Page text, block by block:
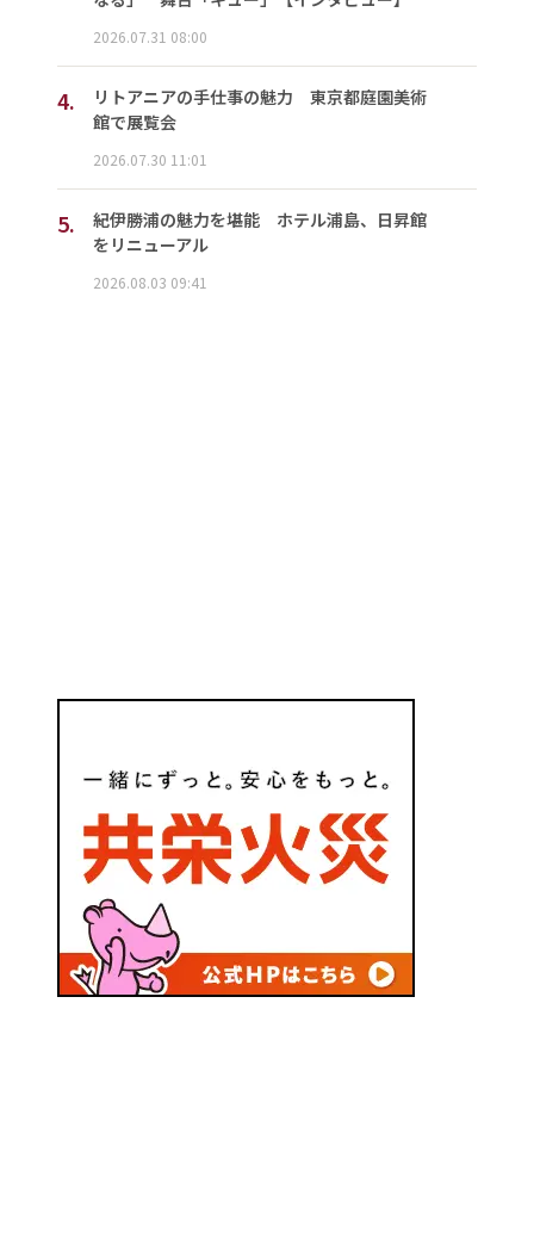
2026.07.31 08:00
4.
リトアニアの手仕事の魅力 東京都庭園美術
館で展覧会
2026.07.30 11:01
5.
紀伊勝浦の魅力を堪能 ホテル浦島、日昇館
をリニューアル
2026.08.03 09:41